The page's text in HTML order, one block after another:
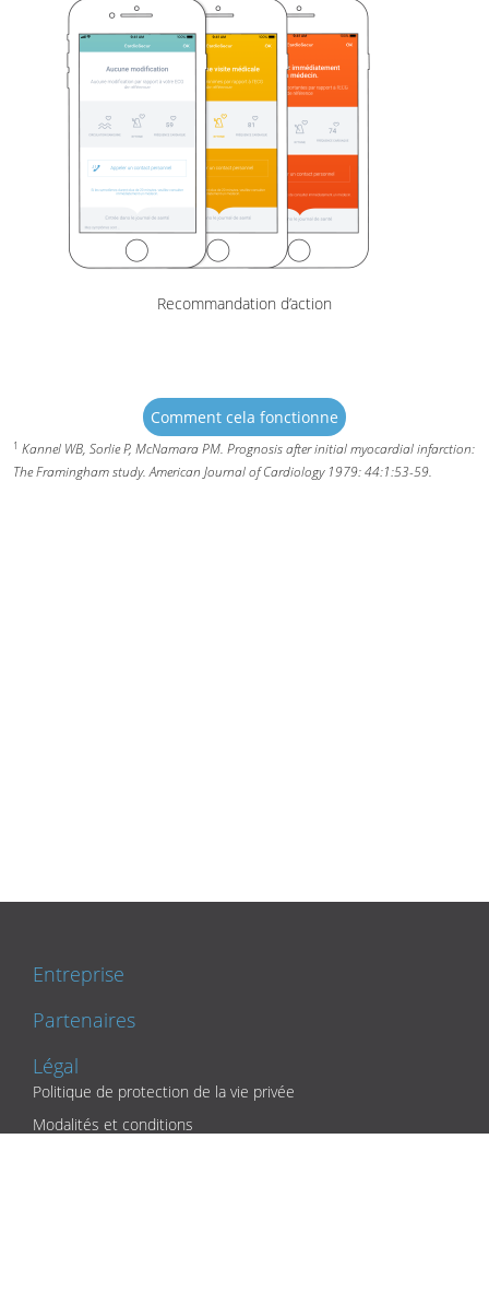
Recommandation d’action
Comment cela fonctionne
1 Kannel WB, Sorlie P, McNamara PM. Prognosis after initial myocardial infarction:
The Framingham study. American Journal of Cardiology 1979: 44:1:53-59.
Entreprise
Partenaires
Légal
Politique de protection de la vie privée
Modalités et conditions